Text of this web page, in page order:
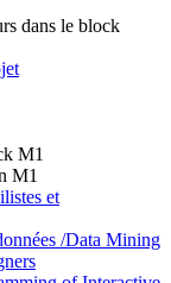
dans le block
M1
M1
et
/Data Mining